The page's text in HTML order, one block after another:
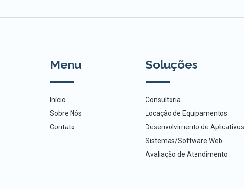
Menu
Início
Sobre Nós
Contato
Soluções
Consultoria
Locação de Equipamentos
Desenvolvimento de Aplicativos
Sistemas/Software Web
Avaliação de Atendimento